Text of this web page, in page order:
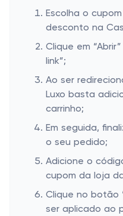
Escolha o
desconto na
Clique em
link”;
Ao ser
Luxo basta
carrinho;
Em seguida,
o seu pedido;
Adicione o
cupom da loja
Clique no botão
ser aplicado ao